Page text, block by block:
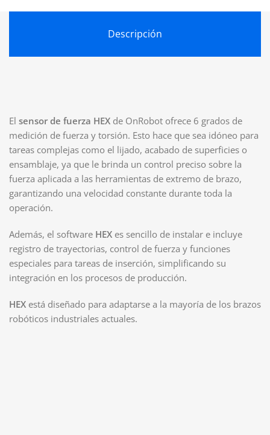
Descripción
El sensor de fuerza HEX de OnRobot ofrece 6 grados de
medición de fuerza y ​​torsión. Esto hace que sea idóneo para
tareas complejas como el lijado, acabado de superficies o
ensamblaje, ya que le brinda un control preciso sobre la
fuerza aplicada a las herramientas de extremo de brazo,
garantizando una velocidad constante durante toda la
operación.
Además, el software HEX es sencillo de instalar e incluye
registro de trayectorias, control de fuerza y funciones
especiales para tareas de inserción, simplificando su
integración en los procesos de producción.
HEX está diseñado para adaptarse a la mayoría de los brazos
robóticos industriales actuales.